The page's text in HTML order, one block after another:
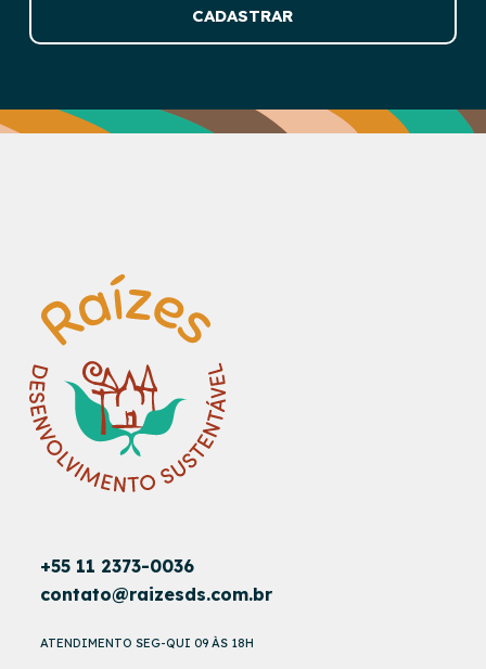
+55 11 2373-0036
contato@raizesds.com.br
ATENDIMENTO SEG-QUI 09 ÀS 18H